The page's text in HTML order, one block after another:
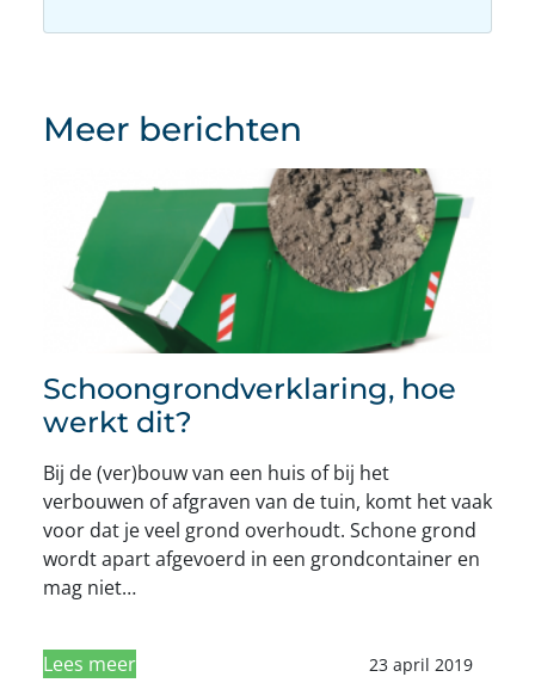
Meer berichten
Schoongrondverklaring, hoe
werkt dit?
Bij de (ver)bouw van een huis of bij het
verbouwen of afgraven van de tuin, komt het vaak
voor dat je veel grond overhoudt. Schone grond
wordt apart afgevoerd in een grondcontainer en
mag niet…
Lees meer 23 april 2019